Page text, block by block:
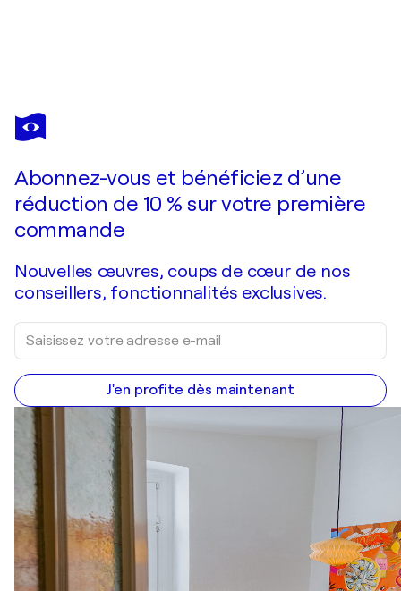
EWA MARTENS
Tanz Der Dreiecke II
Abonnez-vous et bénéficiez d’une
réduction de 10 % sur votre première
commande
Nouvelles œuvres, coups de cœur de nos
conseillers, fonctionnalités exclusives.
J'en profite dès maintenant